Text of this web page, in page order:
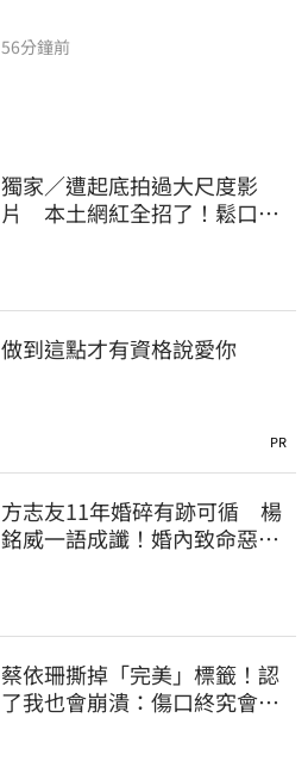
56分鐘前
獨家／遭起底拍過大尺度影
片 本土網紅全招了！鬆口下
做到這點才有資格說愛你
PR
方志友11年婚碎有跡可循 楊
銘威一語成讖！婚內致命惡習
蔡依珊撕掉「完美」標籤！認
了我也會崩潰：傷口終究會癒